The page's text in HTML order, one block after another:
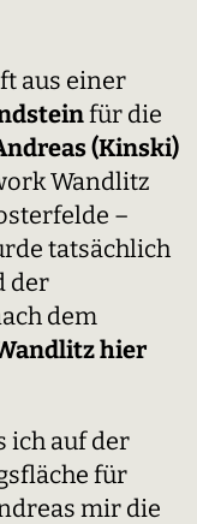
aus einer
für die
(Kinski)
Wandlitz
–
tatsächlich
der
dem
hier
ich auf der
für
mir die